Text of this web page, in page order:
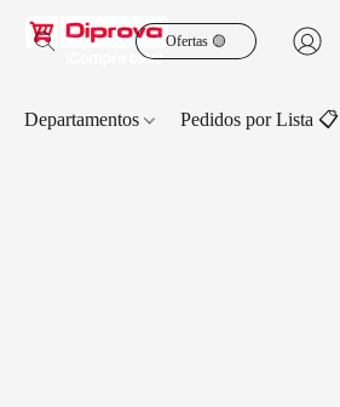
Ofertas 🟡
Departamentos Pedidos por Lista 📋